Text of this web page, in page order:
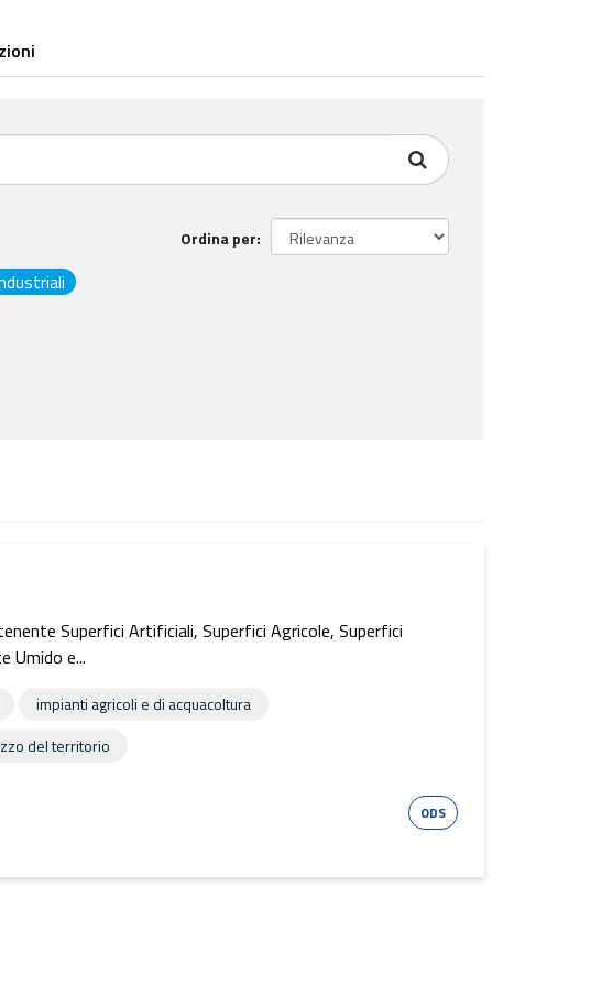
Ordina per
Superfici Artificiali, Superfici Agricole, Superfici
Umido e...
impianti agricoli e di acquacoltura
del territorio
ODS